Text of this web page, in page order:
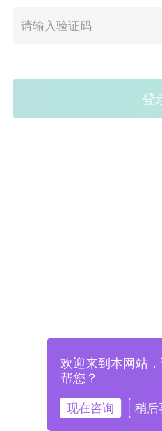
登
登录即表示已阅读并同意
欢迎来到本网站
帮您？
现在咨询 稍后